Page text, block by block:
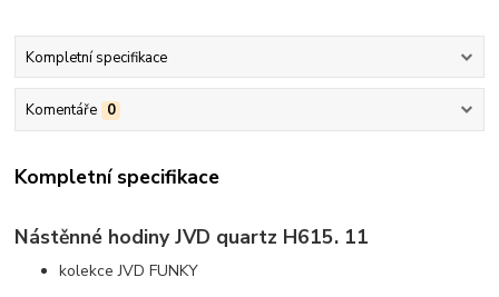
Kompletní specifikace
Komentáře 0
Kompletní specifikace
Nástěnné hodiny JVD quartz H615. 11
kolekce JVD FUNKY